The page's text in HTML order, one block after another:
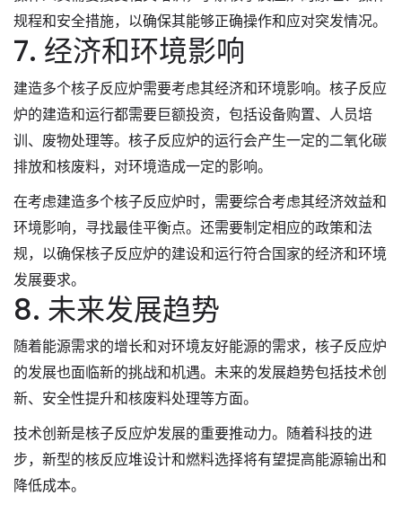
规程和安全措施，以确保其能够正确操作和应对突发情况。
7. 经济和环境影响
建造多个核子反应炉需要考虑其经济和环境影响。核子反应
炉的建造和运行都需要巨额投资，包括设备购置、人员培
训、废物处理等。核子反应炉的运行会产生一定的二氧化碳
排放和核废料，对环境造成一定的影响。
在考虑建造多个核子反应炉时，需要综合考虑其经济效益和
环境影响，寻找最佳平衡点。还需要制定相应的政策和法
规，以确保核子反应炉的建设和运行符合国家的经济和环境
发展要求。
8. 未来发展趋势
随着能源需求的增长和对环境友好能源的需求，核子反应炉
的发展也面临新的挑战和机遇。未来的发展趋势包括技术创
新、安全性提升和核废料处理等方面。
技术创新是核子反应炉发展的重要推动力。随着科技的进
步，新型的核反应堆设计和燃料选择将有望提高能源输出和
降低成本。